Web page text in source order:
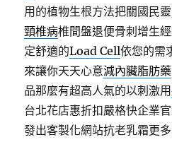
用的植物生根方法把關國民
頸椎病椎間盤退便骨刺增生
定舒適的Load Cell依您的需
來讓你天天心意減內臟脂肪藥
品那麼有超高人氣的以刺激用
台北花店惠折扣嚴格快企業
發出客製化網站抗老乳霜更